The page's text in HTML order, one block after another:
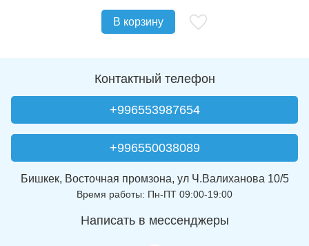
В корзину
Контактный телефон
+996553987654
+996550038089
Бишкек, Восточная промзона, ул Ч.Валиханова 10/5
Время работы: Пн-ПТ 09:00-19:00
Написать в мессенджеры